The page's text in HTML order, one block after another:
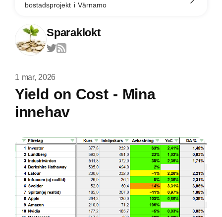
bostadsprojekt i Värnamo
Sparaklokt
1 mar, 2026
Yield on Cost - Mina
innehav